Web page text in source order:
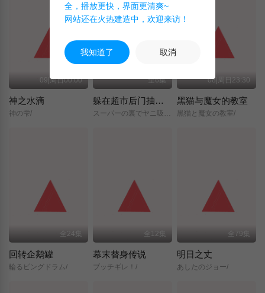
09|周日00:00
神之水滴
神の雫/
全6集
躲在超市后门抽烟的两人
スーパーの裏でヤニ吸うふたり/
08|周日23:30
黑猫与魔女的教室
黒猫と魔女の教室/
全24集
回转企鹅罐
輪るピングドラム/
全12集
幕末替身传说
ブッチギレ！/
全79集
明日之丈
あしたのジョー/
全，播放更快，界面更清爽~
网站还在火热建造中，欢迎来访！
我知道了 取消